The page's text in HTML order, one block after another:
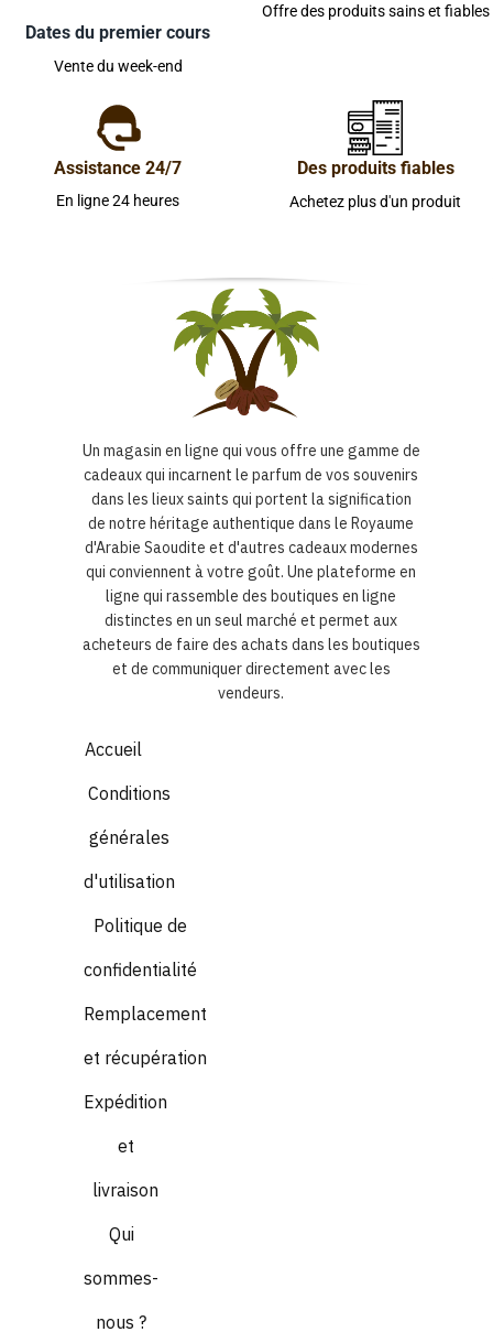
Dates du premier cours
Vente du week-end
Offre des produits sains et fiables
Assistance 24/7
En ligne 24 heures
Des produits fiables
Achetez plus d'un produit
Un magasin en ligne qui vous offre une gamme de
cadeaux qui incarnent le parfum de vos souvenirs
dans les lieux saints qui portent la signification
de notre héritage authentique dans le Royaume
d'Arabie Saoudite et d'autres cadeaux modernes
qui conviennent à votre goût. Une plateforme en
ligne qui rassemble des boutiques en ligne
distinctes en un seul marché et permet aux
acheteurs de faire des achats dans les boutiques
et de communiquer directement avec les
vendeurs.
Accueil
Conditions
générales
d'utilisation
Politique de
confidentialité
Remplacement
et récupération
Expédition
et
livraison
Qui
sommes-
nous ?